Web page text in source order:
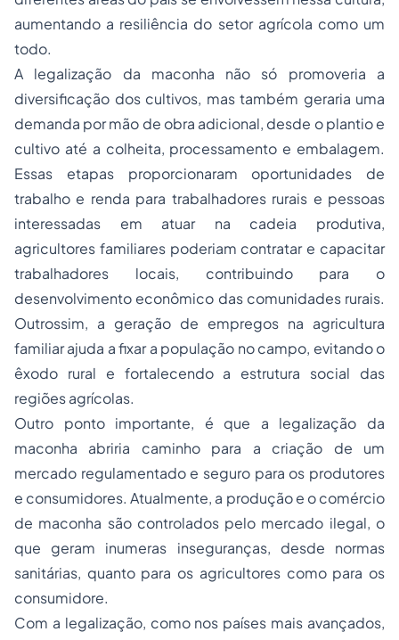
aumentando a resiliência do setor agrícola como um
todo.
A legalização da maconha não só promoveria a
diversificação dos cultivos, mas também geraria uma
demanda por mão de obra adicional, desde o plantio e
cultivo até a colheita, processamento e embalagem.
Essas etapas proporcionaram oportunidades de
trabalho e renda para trabalhadores rurais e pessoas
interessadas em atuar na cadeia produtiva,
agricultores familiares poderiam contratar e capacitar
trabalhadores locais, contribuindo para o
desenvolvimento econômico das comunidades rurais.
Outrossim, a geração de empregos na agricultura
familiar ajuda a fixar a população no campo, evitando o
êxodo rural e fortalecendo a estrutura social das
regiões agrícolas.
Outro ponto importante, é que a legalização da
maconha abriria caminho para a criação de um
mercado regulamentado e seguro para os produtores
e consumidores. Atualmente, a produção e o comércio
de maconha são controlados pelo mercado ilegal, o
que geram inumeras inseguranças, desde normas
sanitárias, quanto para os agricultores como para os
consumidore.
Com a legalização, como nos países mais avançados,